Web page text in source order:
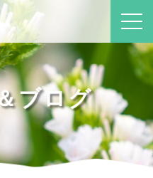
ブログ